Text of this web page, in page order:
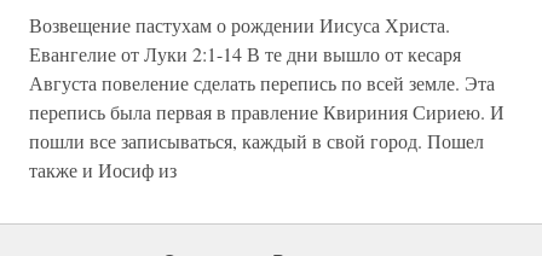
Возвещение пастухам о рождении Иисуса Христа.
Евангелие от Луки 2:1-14 В те дни вышло от кесаря
Августа повеление сделать перепись по всей земле. Эта
перепись была первая в правление Квириния Сириею. И
пошли все записываться, каждый в свой город. Пошел
также и Иосиф из